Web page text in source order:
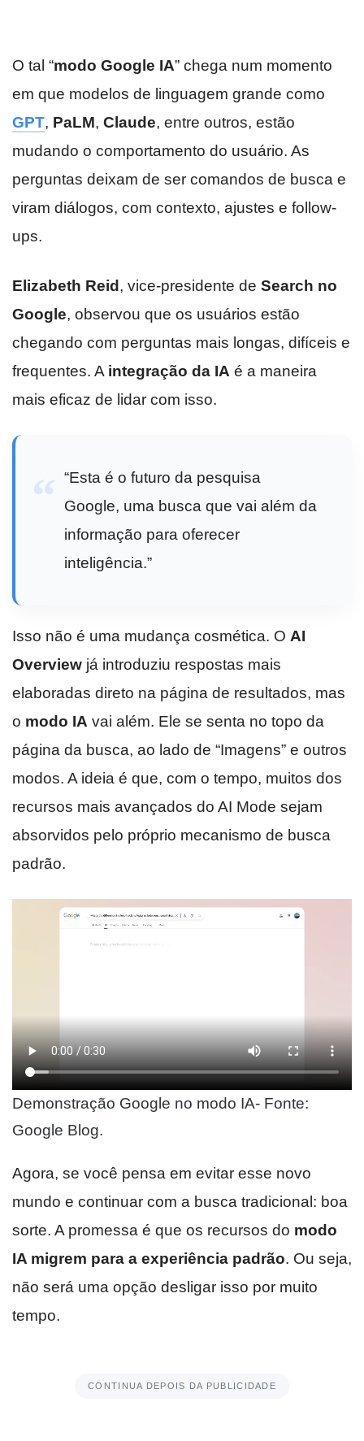
O tal “modo Google IA” chega num momento
em que modelos de linguagem grande como
GPT, PaLM, Claude, entre outros, estão
mudando o comportamento do usuário. As
perguntas deixam de ser comandos de busca e
viram diálogos, com contexto, ajustes e follow-
ups.
Elizabeth Reid, vice‑presidente de Search no
Google, observou que os usuários estão
chegando com perguntas mais longas, difíceis e
frequentes. A integração da IA é a maneira
mais eficaz de lidar com isso.
“Esta é o futuro da pesquisa
Google, uma busca que vai além da
informação para oferecer
inteligência.”
Isso não é uma mudança cosmética. O AI
Overview já introduziu respostas mais
elaboradas direto na página de resultados, mas
o modo IA vai além. Ele se senta no topo da
página da busca, ao lado de “Imagens” e outros
modos. A ideia é que, com o tempo, muitos dos
recursos mais avançados do AI Mode sejam
absorvidos pelo próprio mecanismo de busca
padrão.
Demonstração Google no modo IA- Fonte:
Google Blog.
Agora, se você pensa em evitar esse novo
mundo e continuar com a busca tradicional: boa
sorte. A promessa é que os recursos do modo
IA migrem para a experiência padrão. Ou seja,
não será uma opção desligar isso por muito
tempo.
CONTINUA DEPOIS DA PUBLICIDADE